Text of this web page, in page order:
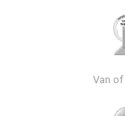
Van of